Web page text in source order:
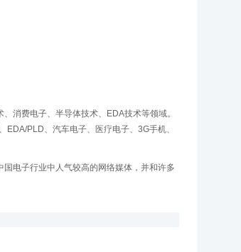
消费电子、半导体技术、EDA技术等领域。
PLD、汽车电子、医疗电子、3G手机、
电子行业中人气较高的网络媒体，并和许多